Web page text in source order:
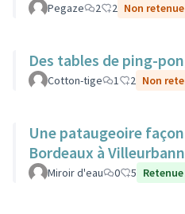
Pegaze 2 2 Non
Des tables de ping-
Cotton-tige 1 2 Non
Une pataugeoire
Bordeaux à
Miroir d'eau 0 5